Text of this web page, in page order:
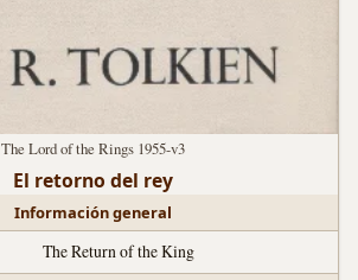
The Lord of the Rings 1955-v3
El retorno del rey
Información general
The Return of the King